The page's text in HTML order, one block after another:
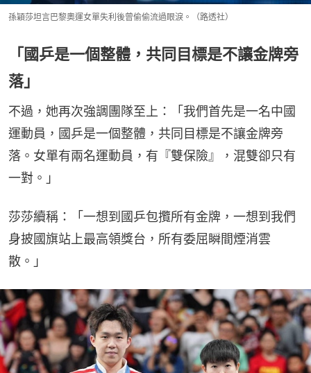
孫穎莎坦言巴黎奧運女單失利後曾偷偷流過眼淚。（路透社）
「國乒是一個整體，共同目標是不讓金牌旁
落」
不過，她再次強調團隊至上：「我們首先是一名中國
運動員，國乒是一個整體，共同目標是不讓金牌旁
落。女單有兩名運動員，有『雙保險』，混雙卻只有
一對。」
莎莎續稱：「一想到國乒包攬所有金牌，一想到我們
身披國旗站上最高領獎台，所有委屈瞬間煙消雲
散。」